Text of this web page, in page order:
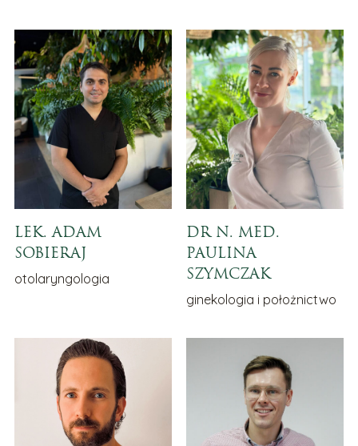
LEK. ADAM
SOBIERAJ
otolaryngologia
DR N. MED.
PAULINA
SZYMCZAK
ginekologia i położnictwo